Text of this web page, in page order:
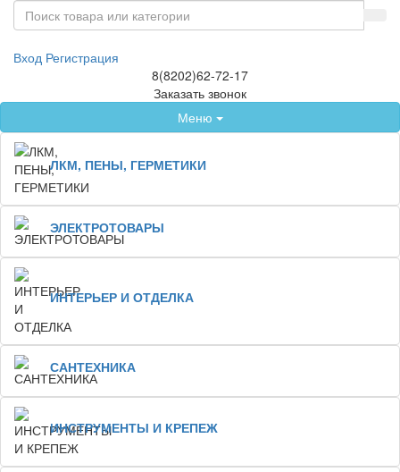
Вход Регистрация
8(8202)62-72-17
Заказать звонок
Меню
ЛКМ, ПЕНЫ, ГЕРМЕТИКИ
ЭЛЕКТРОТОВАРЫ
ИНТЕРЬЕР И ОТДЕЛКА
САНТЕХНИКА
ИНСТРУМЕНТЫ И КРЕПЕЖ